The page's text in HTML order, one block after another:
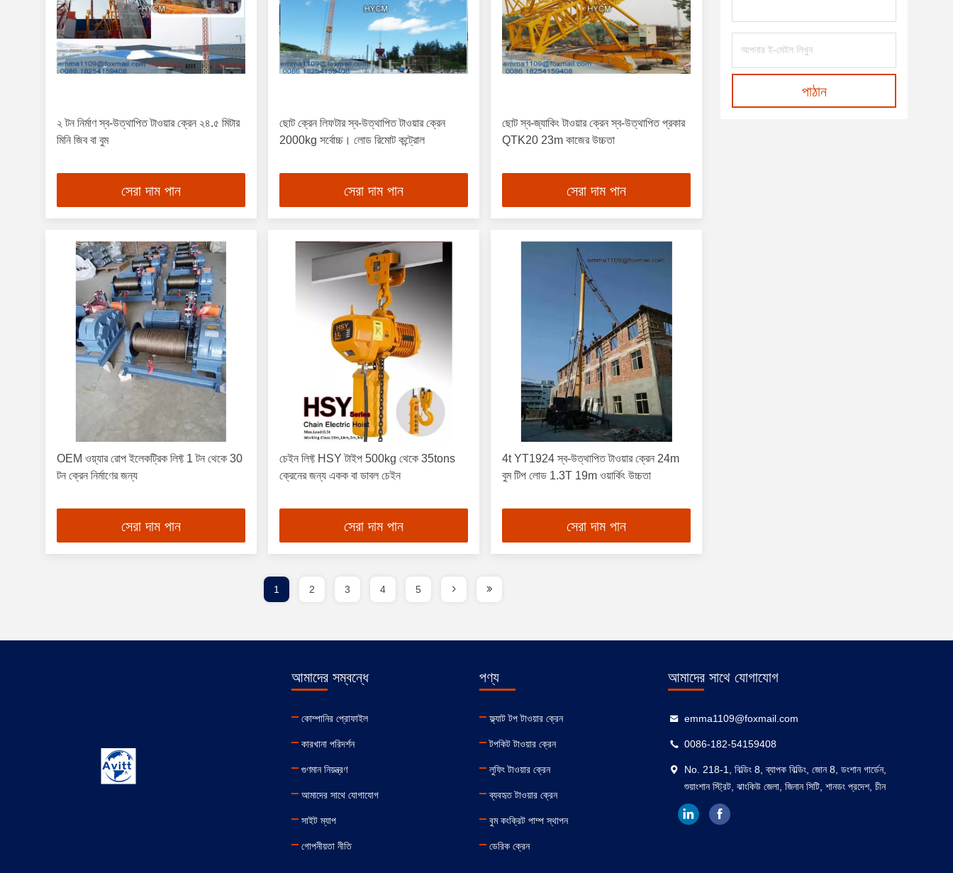
২ টন নির্মাণ স্ব-উত্থাপিত টাওয়ার ক্রেন ২৪.৫ মিটার
মিনি জিব বা বুম
সেরা দাম পান
ছোট ক্রেন লিফটার স্ব-উত্থাপিত টাওয়ার ক্রেন
2000kg সর্বোচ্চ। লোড রিমোট কন্ট্রোল
সেরা দাম পান
ছোট স্ব-জ্যাকিং টাওয়ার ক্রেন স্ব-উত্থাপিত প্রকার
QTK20 23m কাজের উচ্চতা
সেরা দাম পান
OEM ওয়্যার রোপ ইলেকট্রিক লিফ্ট 1 টন থেকে 30
টন ক্রেন নির্মাণের জন্য
সেরা দাম পান
চেইন লিফ্ট HSY টাইপ 500kg থেকে 35tons
ক্রেনের জন্য একক বা ডাবল চেইন
সেরা দাম পান
4t YT1924 স্ব-উত্থাপিত টাওয়ার ক্রেন 24m
বুম টিপ লোড 1.3T 19m ওয়ার্কিং উচ্চতা
সেরা দাম পান
পাঠান
1 2 3 4 5
আমাদের সম্বন্ধে
কোম্পানির প্রোফাইল
কারখানা পরিদর্শন
গুণমান নিয়ন্ত্রণ
আমাদের সাথে যোগাযোগ
সাইট ম্যাপ
গোপনীয়তা নীতি
পণ্য
ফ্ল্যাট টপ টাওয়ার ক্রেন
টপকিট টাওয়ার ক্রেন
লুফিং টাওয়ার ক্রেন
ব্যবহৃত টাওয়ার ক্রেন
বুম কংক্রিট পাম্প স্থাপন
ডেরিক ক্রেন
আমাদের সাথে যোগাযোগ
emma1109@foxmail.com
0086-182-54159408
No. 218-1, বিল্ডিং 8, ব্যাপক বিল্ডিং, জোন 8, ডংশান গার্ডেন,
শুয়াংশান স্ট্রিট, ঝাংকিউ জেলা, জিনান সিটি, শানডং প্রদেশ, চীন